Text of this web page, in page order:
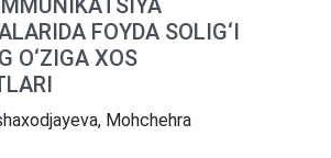
rivojlantirish uchun muhim
haqida keltirib o‘tiladi
FOYDA SOLIG‘I
O‘ZIGA XOS
Mohchehra